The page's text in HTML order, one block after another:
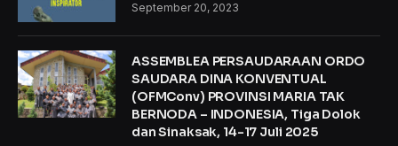
September 20, 2023
ASSEMBLEA PERSAUDARAAN ORDO
SAUDARA DINA KONVENTUAL
(OFMConv) PROVINSI MARIA TAK
BERNODA – INDONESIA, Tiga Dolok
dan Sinaksak, 14-17 Juli 2025